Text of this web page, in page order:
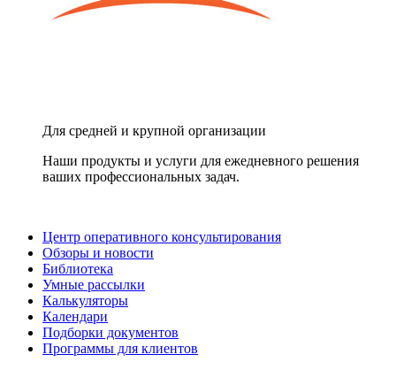
Для средней и крупной организации
Наши продукты и услуги для ежедневного решения
ваших профессиональных задач.
Центр оперативного консультирования
Обзоры и новости
Библиотека
Умные рассылки
Калькуляторы
Календари
Подборки документов
Программы для клиентов